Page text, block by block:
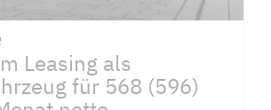
Leasing als
für 568 (596)